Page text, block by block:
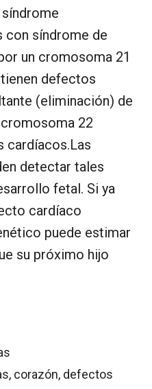
con síndrome de
un cromosoma 21
defectos
(eliminación) de
22
cardíacos.Las
detectar tales
fetal. Si ya
cardíaco
puede estimar
su próximo hijo
, corazón, defectos